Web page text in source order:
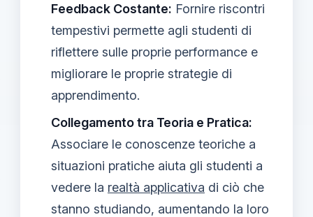
Feedback Costante: Fornire riscontri
tempestivi permette agli studenti di
riflettere sulle proprie performance e
migliorare le proprie strategie di
apprendimento.
Collegamento tra Teoria e Pratica:
Associare le conoscenze teoriche a
situazioni pratiche aiuta gli studenti a
vedere la realtà applicativa di ciò che
stanno studiando, aumentando la loro